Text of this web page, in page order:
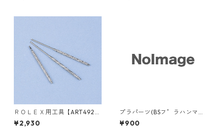
ＲＯＬＥＸ用工具【ART4920
0】
¥2,930
プラパーツ(BSフ゜ラハンマー
用)13mm <１個>【ART1790
1】
¥900